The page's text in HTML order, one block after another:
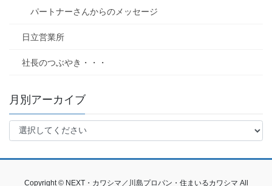
パートナーさんからのメッセージ
日立営業所
社長のつぶやき・・・
月別アーカイブ
Copyright © NEXT・カワシマ／川島プロパン・住まいるカワシマ All